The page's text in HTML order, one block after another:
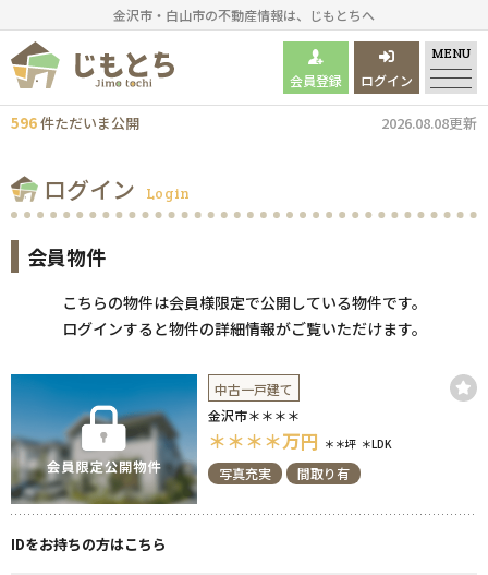
金沢市・白山市の不動産情報は、じもとちへ
596件ただいま公開 2026.08.08更新
会員登録 ログイン
MENU
ログイン Login
会員物件
こちらの物件は会員様限定で公開している物件です。
ログインすると物件の詳細情報がご覧いただけます。
中古一戸建て
金沢市＊＊＊＊
＊＊＊＊万円 ＊＊坪 ＊LDK
写真充実 間取り有
IDをお持ちの方はこちら